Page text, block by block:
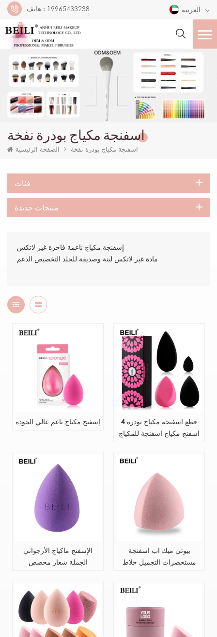
هاتف : 19965433238
اسفنجة مكياج بودرة نفخة
الصفحة الرئيسية اسفنجة مكياج بودرة نفخة
فئات
منتجات جديدة
إسفنجة مكياج ناعمة فاخرة غير لاتكس
مادة غير لاتكس لينة وصديقة للجلد التخصيص الدعم
إسفنج مكياج ناعم عالي الجودة
4 قطع اسفنجة مكياج بودرة
اسفنج مكياج اسفنجة للمكياج
الإسفنج ماكياج الأرجواني
الجملة شعار مخصص
بيوتي ميك اب اسفنجة
مستحضرات التجميل خلاط